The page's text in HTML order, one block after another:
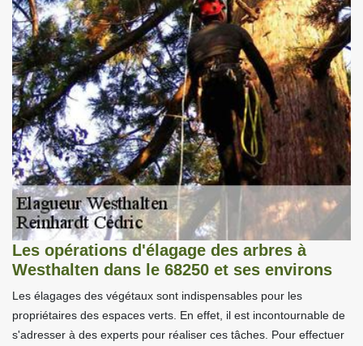
Les opérations d'élagage des arbres à
Westhalten dans le 68250 et ses environs
Les élagages des végétaux sont indispensables pour les
propriétaires des espaces verts. En effet, il est incontournable de
s'adresser à des experts pour réaliser ces tâches. Pour effectuer